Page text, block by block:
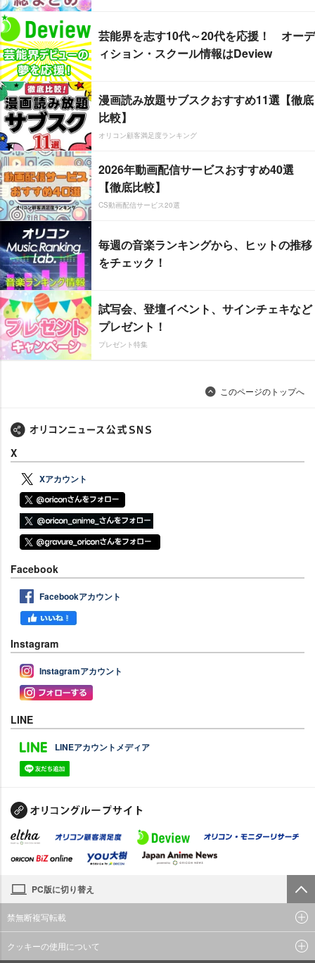
芸能界を志す10代～20代を応援！ オーデ
ィション・スクール情報はDeview
漫画読み放題サブスクおすすめ11選【徹底
比較】
オリコン顧客満足度ランキング
2026年動画配信サービスおすすめ40選
【徹底比較】
CS動画配信サービス20選
毎週の音楽ランキングから、ヒットの推移
をチェック！
試写会、登壇イベント、サインチェキなど
プレゼント！
プレゼント特集
このページのトップへ
X
Xアカウント
Facebook
Facebookアカウント
Instagram
Instagramアカウント
LINE
LINEアカウントメディア
PC版に切り替え
禁無断複写転載
クッキーの使用について